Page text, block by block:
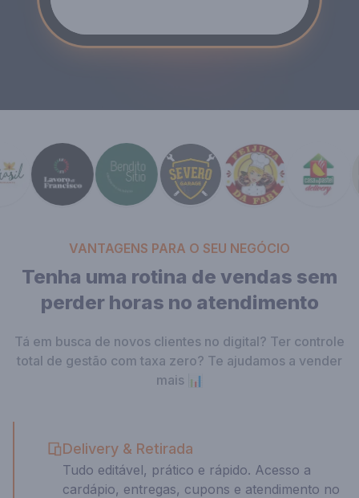
VANTAGENS PARA O SEU NEGÓCIO
Tenha uma rotina de vendas sem
perder horas no atendimento
Tá em busca de novos clientes no digital? Ter controle
total de gestão com taxa zero? Te ajudamos a vender
mais 📊
Delivery & Retirada
Tudo editável, prático e rápido. Acesso a
cardápio, entregas, cupons e atendimento no